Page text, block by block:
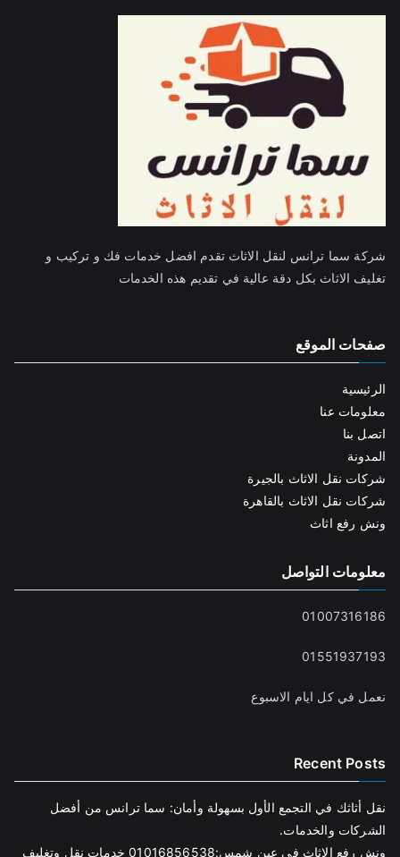
شركة سما ترانس لنقل الاثاث تقدم افضل خدمات فك و تركيب و
تغليف الاثاث بكل دقة عالية في تقديم هذه الخدمات
صفحات الموقع
الرئيسية
معلومات عنا
اتصل بنا
المدونة
شركات نقل الاثاث بالجيرة
شركات نقل الاثاث بالقاهرة
ونش رفع اثاث
معلومات التواصل
01007316186
01551937193
نعمل في كل ايام الاسبوع
Recent Posts
نقل أثاثك في التجمع الأول بسهولة وأمان: سما ترانس من أفضل
الشركات والخدمات.
ونش رفع الاثاث في عين شمس:01016856538 خدمات نقل وتغليف